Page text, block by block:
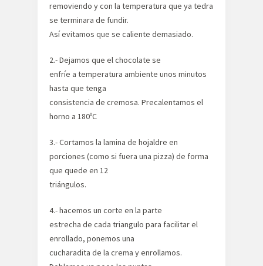
removiendo y con la temperatura que ya tedra
se terminara de fundir.
Así evitamos que se caliente demasiado.
2.- Dejamos que el chocolate se
enfríe a temperatura ambiente unos minutos
hasta que tenga
consistencia de cremosa. Precalentamos el
horno a 180ºC
3.- Cortamos la lamina de hojaldre en
porciones (como si fuera una pizza) de forma
que quede en 12
triángulos.
4.- hacemos un corte en la parte
estrecha de cada triangulo para facilitar el
enrollado, ponemos una
cucharadita de la crema y enrollamos.